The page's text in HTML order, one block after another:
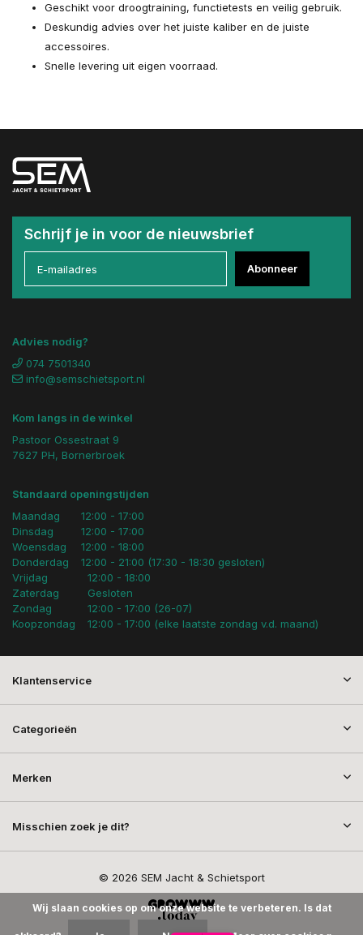
Geschikt voor droogtraining, functietests en veilig gebruik.
Deskundig advies over het juiste kaliber en de juiste
accessoires.
Snelle levering uit eigen voorraad.
Schrijf je in voor de nieuwsbrief
Abonneer
Advies nodig?
074 7501340
info@semschietsport.nl
Kom langs in de winkel
Pastoor Ossestraat 9
7627 PH, Bornerbroek
Standaard openingstijden
Maandag
Dinsdag
Woensdag
Donderdag
12:00 - 17:00
12:00 - 17:00
12:00 - 18:00
12:00 - 21:00 (17:30 - 18:30 gesloten)
Vrijdag
Zaterdag
Zondag
Koopzondag
12:00 - 18:00
Gesloten
12:00 - 17:00 (26-07)
12:00 - 17:00 (elke laatste zondag v.d. maand)
Klantenservice
Categorieën
Merken
Misschien zoek je dit?
© 2026 SEM Jacht & Schietsport
Wij slaan cookies op om onze website te verbeteren. Is dat